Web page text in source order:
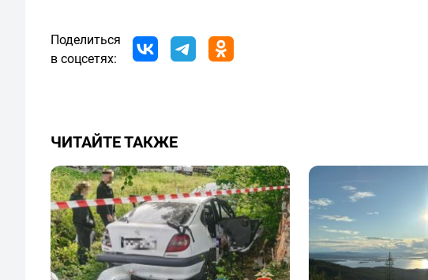
Поделиться
в соцсетях:
ЧИТАЙТЕ ТАКЖЕ